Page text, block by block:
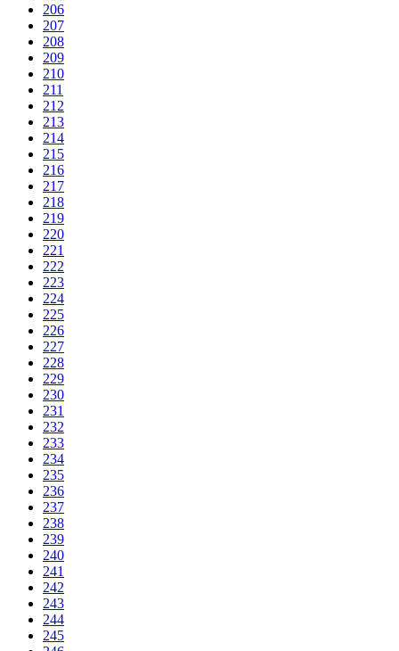
206
207
208
209
210
211
212
213
214
215
216
217
218
219
220
221
222
223
224
225
226
227
228
229
230
231
232
233
234
235
236
237
238
239
240
241
242
243
244
245